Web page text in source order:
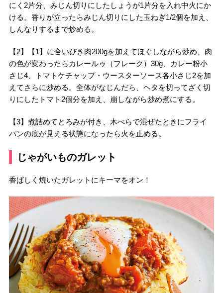
にく2片分、みじん切りにしたしょうが1片分を入れ中火にか
ける。香りが立ったらみじん切りにした玉ねぎ1/2個を加え、
しんなりするまで炒める。
【2】【1】に合いびき肉200gを加えてほぐしながら炒め、肉
の色が変わったらカレールゥ（フレーク）30g、カレー粉小
さじ4、トマトケチャップ・ウースターソース各小さじ2を加
えてさらに炒める。全体がなじんだら、ヘタを切ってざく切
りにしたトマト2個分を加え、崩しながら炒め煮にする。
【3】煮詰めてとろみが付き、木べらで混ぜたときにフライ
パンの底が見える状態になったら火を止める。
じゃがいものガレット
香ばしく焼いたガレットにキーマをオン！